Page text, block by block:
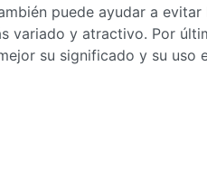
puede ayudar a
variado y atractivo. Por
su significado y su uso